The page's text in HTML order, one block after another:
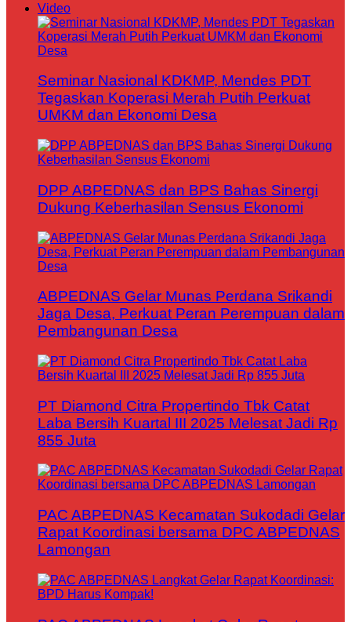
Video
Seminar Nasional KDKMP, Mendes PDT
Tegaskan Koperasi Merah Putih Perkuat
UMKM dan Ekonomi Desa
DPP ABPEDNAS dan BPS Bahas Sinergi
Dukung Keberhasilan Sensus Ekonomi
ABPEDNAS Gelar Munas Perdana Srikandi
Jaga Desa, Perkuat Peran Perempuan dalam
Pembangunan Desa
PT Diamond Citra Propertindo Tbk Catat
Laba Bersih Kuartal III 2025 Melesat Jadi Rp
855 Juta
PAC ABPEDNAS Kecamatan Sukodadi Gelar
Rapat Koordinasi bersama DPC ABPEDNAS
Lamongan